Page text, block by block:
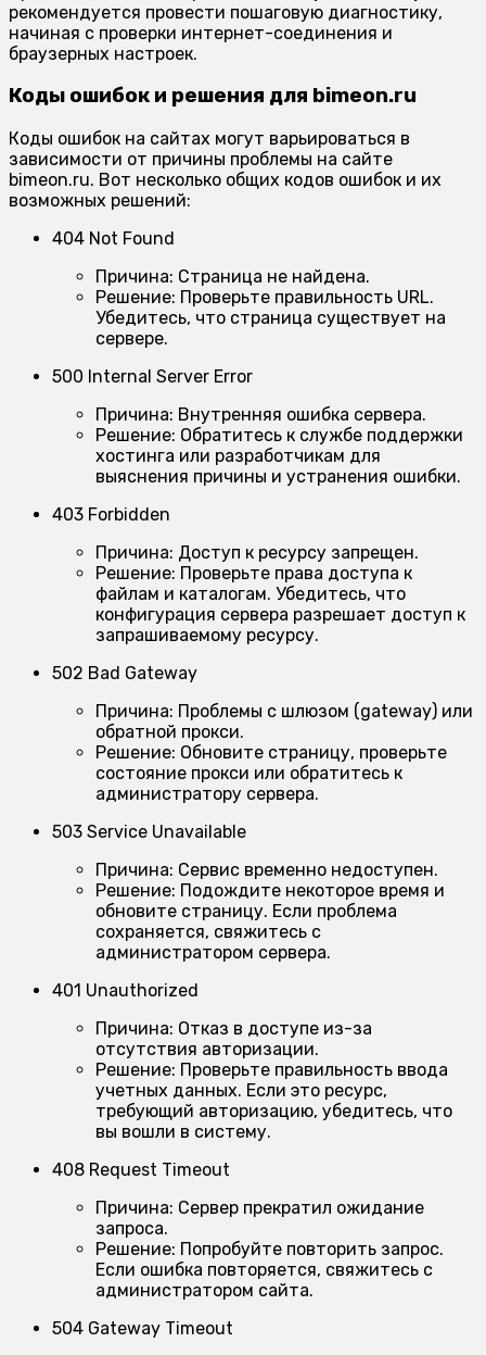
рекомендуется провести пошаговую диагностику,
начиная с проверки интернет-соединения и
браузерных настроек.
Коды ошибок и решения для bimeon.ru
Коды ошибок на сайтах могут варьироваться в
зависимости от причины проблемы на сайте
bimeon.ru. Вот несколько общих кодов ошибок и их
возможных решений:
404 Not Found
Причина: Страница не найдена.
Решение: Проверьте правильность URL.
Убедитесь, что страница существует на
сервере.
500 Internal Server Error
Причина: Внутренняя ошибка сервера.
Решение: Обратитесь к службе поддержки
хостинга или разработчикам для
выяснения причины и устранения ошибки.
403 Forbidden
Причина: Доступ к ресурсу запрещен.
Решение: Проверьте права доступа к
файлам и каталогам. Убедитесь, что
конфигурация сервера разрешает доступ к
запрашиваемому ресурсу.
502 Bad Gateway
Причина: Проблемы с шлюзом (gateway) или
обратной прокси.
Решение: Обновите страницу, проверьте
состояние прокси или обратитесь к
администратору сервера.
503 Service Unavailable
Причина: Сервис временно недоступен.
Решение: Подождите некоторое время и
обновите страницу. Если проблема
сохраняется, свяжитесь с
администратором сервера.
401 Unauthorized
Причина: Отказ в доступе из-за
отсутствия авторизации.
Решение: Проверьте правильность ввода
учетных данных. Если это ресурс,
требующий авторизацию, убедитесь, что
вы вошли в систему.
408 Request Timeout
Причина: Сервер прекратил ожидание
запроса.
Решение: Попробуйте повторить запрос.
Если ошибка повторяется, свяжитесь с
администратором сайта.
504 Gateway Timeout